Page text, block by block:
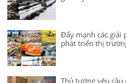
Đẩy mạnh các giải
phát triển thị
Thủ tướng yêu cầu